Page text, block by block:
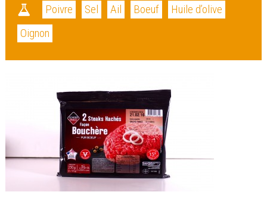
Poivre Sel Ail Boeuf
Huile d’olive
Oignon